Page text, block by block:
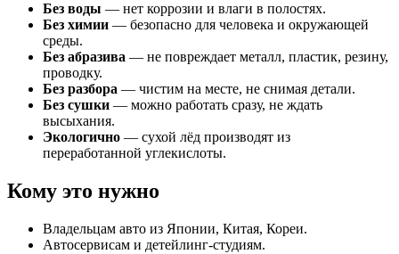
Без воды — нет коррозии и влаги в полостях.
Без химии — безопасно для человека и окружающей
среды.
Без абразива — не повреждает металл, пластик, резину,
проводку.
Без разбора — чистим на месте, не снимая детали.
Без сушки — можно работать сразу, не ждать
высыхания.
Экологично — сухой лёд производят из
переработанной углекислоты.
Кому это нужно
Владельцам авто из Японии, Китая, Кореи.
Автосервисам и детейлинг-студиям.